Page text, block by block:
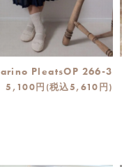
PleatsOP 266-3
5,100円(税込5,610円)